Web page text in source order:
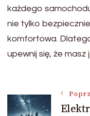
każdego
nie tylko
komfortowa.
upewnij się, że